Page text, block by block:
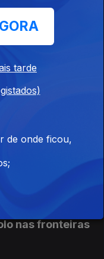
nas fronteiras
a viajantes
nas fronteiras
tarde
de onde ficou,